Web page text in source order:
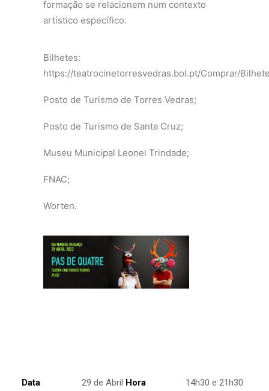
formação se relacionem num contexto
artístico específico.
Bilhetes:
https://teatrocinetorresvedras.bol.pt/Comprar/
Posto de Turismo de Torres Vedras;
Posto de Turismo de Santa Cruz;
Museu Municipal Leonel Trindade;
FNAC;
Worten.
Data 29 de Abril Hora 14h30 e 21h30